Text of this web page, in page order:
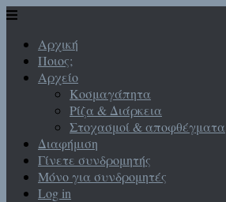
Αρχική
Ποιος;
Αρχείο
Κοσμαγάπητα
Ρίζα & Διάρκεια
Στοχασμοί & αποφθέγματα
Διαφήμιση
Γίνετε συνδρομητής
Μόνο για συνδρομητές
Log in